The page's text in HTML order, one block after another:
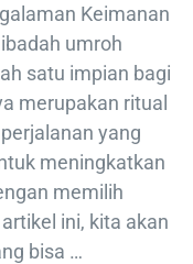
Keimanan
umroh
satu impian bagi
merupakan ritual
yang
meningkatkan
memilih
ini, kita akan
bisa …